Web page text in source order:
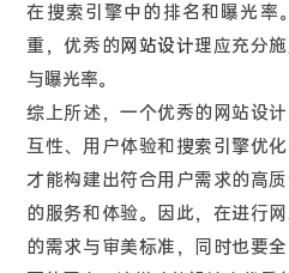
在搜索引擎中的排名和曝光率
重，优秀的网站设计理应充分
与曝光率。
综上所述，一个优秀的网站设
互性、用户体验和搜索引擎优
才能构建出符合用户需求的高
的服务和体验。因此，在进行
的需求与审美标准，同时也要